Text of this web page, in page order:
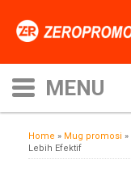
Home » Mug promosi »
Lebih Efektif